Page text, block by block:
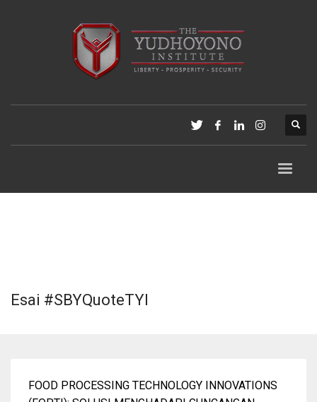
Esai #SBYQuoteTYI
FOOD PROCESSING TECHNOLOGY INNOVATIONS